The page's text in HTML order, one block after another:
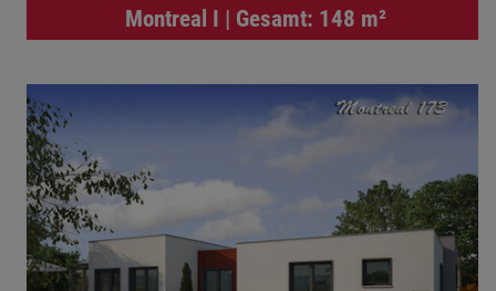
Montreal I | Gesamt: 148 m²